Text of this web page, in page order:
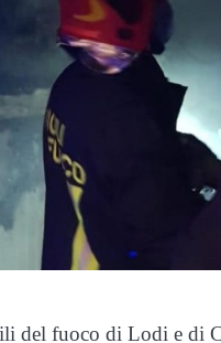
del fuoco di Lodi e di